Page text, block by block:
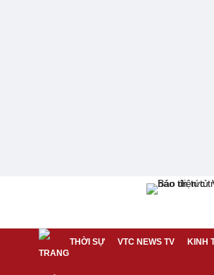
THỜI SỰ VTC NEWS TV KINH